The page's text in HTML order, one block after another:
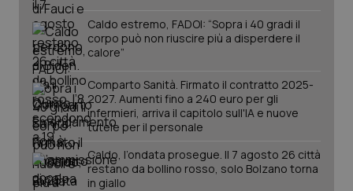
Caldo estremo, FADOI: “Sopra i 40 gradi il
corpo può non riuscire più a disperdere il
calore”
Comparto Sanità. Firmato il contratto 2025-
2027. Aumenti fino a 240 euro per gli
infermieri, arriva il capitolo sull'IA e nuove
tutele per il personale
Caldo, l’ondata prosegue. Il 7 agosto 26 città
restano da bollino rosso, solo Bolzano torna
in giallo
PHPSESSID
www.quotidianosanita.it